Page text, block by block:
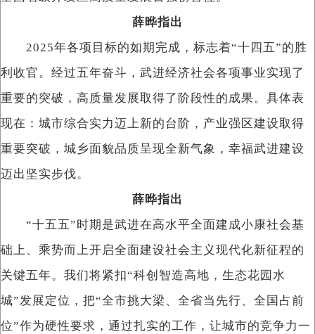
薛晔指出
2025年各项目标的如期完成，标志着“十四五”的胜
利收官。经过五年奋斗，武进经济社会各项事业实现了
重要的突破，高质量发展取得了阶段性的成果。具体表
现在：城市综合实力迈上新的台阶，产业强区建设取得
重要突破，城乡面貌品质呈现全新气象，幸福武进建设
迈出坚实步伐。
薛晔指出
“十五五”时期是武进在高水平全面建成小康社会基
础上、乘势而上开启全面建设社会主义现代化新征程的
关键五年。我们将紧扣“科创智造高地，生态花园水
城”发展定位，把“全市挑大梁、全省当先行、全国占前
位”作为硬性要求，通过扎实的工作，让城市的竞争力一